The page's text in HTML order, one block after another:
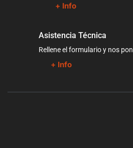
+ Info
Asistencia Técnica
Rellene el formulario y nos
+ Info